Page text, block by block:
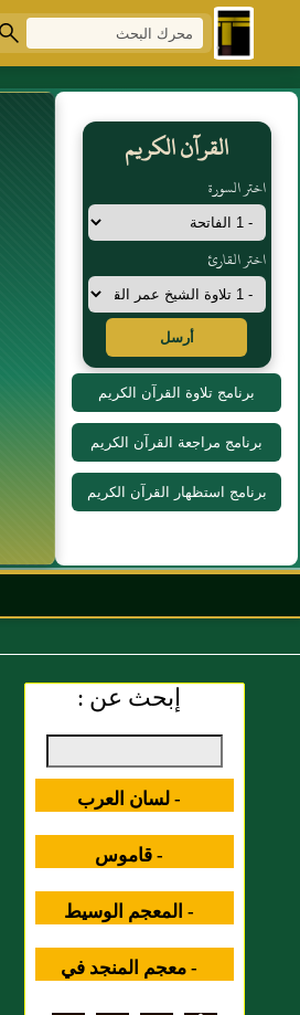
القرآن الكريم
اختر السورة
اختر القارئ
أرسل
برنامج تلاوة القرآن الكريم
برنامج مراجعة القرآن الكريم
برنامج استظهار القرآن الكريم
إبحث عن :
- لسان العرب
- قاموس
المصطلحات العلمية
- المعجم الوسيط
- معجم المنجد في